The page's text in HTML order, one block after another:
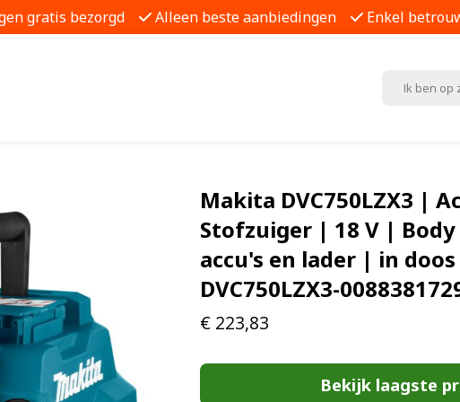
gratis bezorgd Alleen beste aanbiedingen Enkel
Makita DVC750LZX3 |
Stofzuiger | 18 V |
accu's en lader | in doos
DVC750LZX3-
€ 223,83
Bekijk laagste